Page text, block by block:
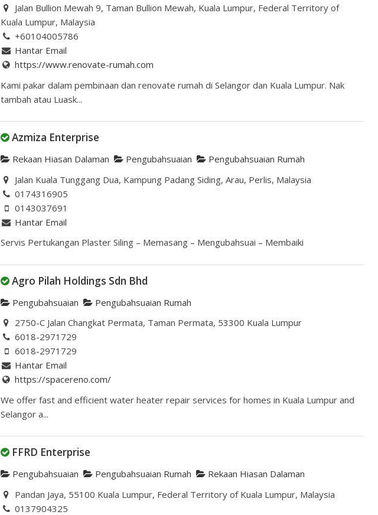
Jalan Bullion Mewah 9, Taman Bullion Mewah, Kuala Lumpur, Federal Territory of
Kuala Lumpur, Malaysia
+60104005786
Hantar Email
https://www.renovate-rumah.com
Kami pakar dalam pembinaan dan renovate rumah di Selangor dan Kuala Lumpur. Nak
tambah atau Luask...
Azmiza Enterprise
Rekaan Hiasan Dalaman Pengubahsuaian
Pengubahsuaian Rumah
Jalan Kuala Tunggang Dua, Kampung Padang Siding, Arau, Perlis, Malaysia
0174316905
0143037691
Hantar Email
Servis Pertukangan Plaster Siling – Memasang – Mengubahsuai – Membaiki
Agro Pilah Holdings Sdn Bhd
Pengubahsuaian
Pengubahsuaian Rumah
2750-C Jalan Changkat Permata, Taman Permata, 53300 Kuala Lumpur
6018-2971729
6018-2971729
Hantar Email
https://spacereno.com/
We offer fast and efficient water heater repair services for homes in Kuala Lumpur and
Selangor a...
FFRD Enterprise
Pengubahsuaian Pengubahsuaian Rumah
Rekaan Hiasan Dalaman
Pandan Jaya, 55100 Kuala Lumpur, Federal Territory of Kuala Lumpur, Malaysia
0137904325